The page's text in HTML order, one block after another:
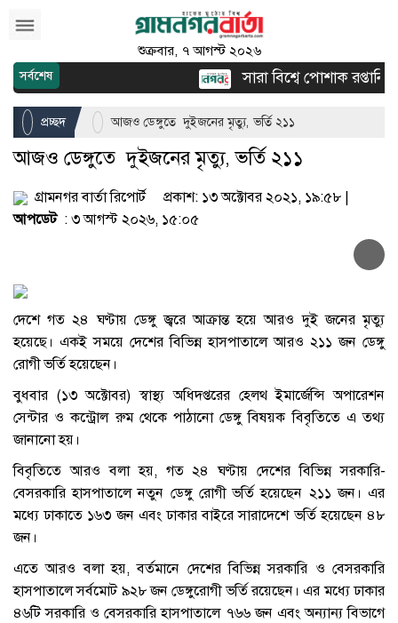
শুক্রবার, ৭ আগস্ট ২০২৬
সর্বশেষ সারা বিশ্বে পোশাক রপ্তানিতে
প্রচ্ছদ আজও ডেঙ্গুতে দুইজনের মৃত্যু, ভর্তি ২১১
আজও ডেঙ্গুতে দুইজনের মৃত্যু, ভর্তি ২১১
গ্রামনগর বার্তা রিপোর্ট
প্রকাশ: ১৩ অক্টোবর ২০২১, ১৯:৫৮ |
আপডেট: ৩ আগস্ট ২০২৬, ১৫:০৫
দেশে গত ২৪ ঘণ্টায় ডেঙ্গু জ্বরে আক্রান্ত হয়ে আরও দুই জনের মৃত্যু
হয়েছে। একই সময়ে দেশের বিভিন্ন হাসপাতালে আরও ২১১ জন ডেঙ্গু
রোগী ভর্তি হয়েছেন।
বুধবার (১৩ অক্টোবর) স্বাস্থ্য অধিদপ্তরের হেলথ ইমার্জেন্সি অপারেশন
সেন্টার ও কন্ট্রোল রুম থেকে পাঠানো ডেঙ্গু বিষয়ক বিবৃতিতে এ তথ্য
জানানো হয়।
বিবৃতিতে আরও বলা হয়, গত ২৪ ঘণ্টায় দেশের বিভিন্ন সরকারি-
বেসরকারি হাসপাতালে নতুন ডেঙ্গু রোগী ভর্তি হয়েছেন ২১১ জন। এর
মধ্যে ঢাকাতে ১৬৩ জন এবং ঢাকার বাইরে সারাদেশে ভর্তি হয়েছেন ৪৮
জন।
এতে আরও বলা হয়, বর্তমানে দেশের বিভিন্ন সরকারি ও বেসরকারি
হাসপাতালে সর্বমোট ৯২৮ জন ডেঙ্গুরোগী ভর্তি রয়েছেন। এর মধ্যে ঢাকার
৪৬টি সরকারি ও বেসরকারি হাসপাতালে ৭৬৬ জন এবং অন্যান্য বিভাগে